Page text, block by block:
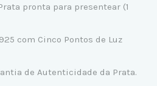
pronta para presentear (1
com Cinco Pontos de Luz
de Autenticidade da Prata.